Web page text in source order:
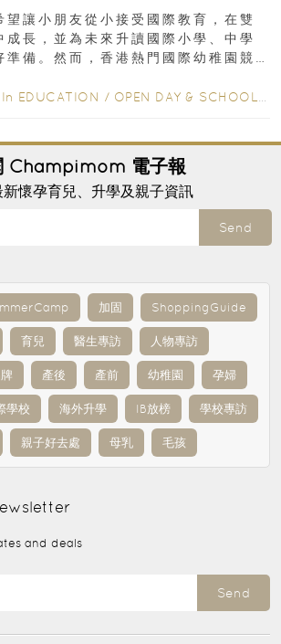
望讓小朋友從小接受國際教育，在雙
成長，並為未來升讀國際小學、中學
準備。然而，香港熱門國際幼稚園競
In EDUCATION / OPEN DAY & SCHOOL EVENTS
Champimom 電子報
新懷孕育兒、升學及親子資訊
Send
加固 ShoppingGuide
育兒 醫生專訪 人物專訪
產後 產前 幼稚園 孕婦
學校 海外升學 IB放榜 學校專訪
親子好去處 母乳 毛孩
and deals
Send